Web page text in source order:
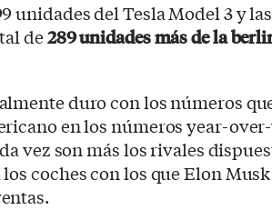
unidades del Tesla Model 3 y
de289 unidades más de la
duro con los números
en los números year-
vez son más los rivales
coches con los que Elon Musk